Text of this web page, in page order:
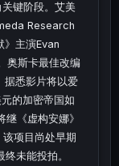
键阶段。艾美
Research
》主演Evan
奥斯卡最佳改编
据悉影片将以爱
的加密帝国如
《虚构安娜》
项目尚处早期
未能投拍。